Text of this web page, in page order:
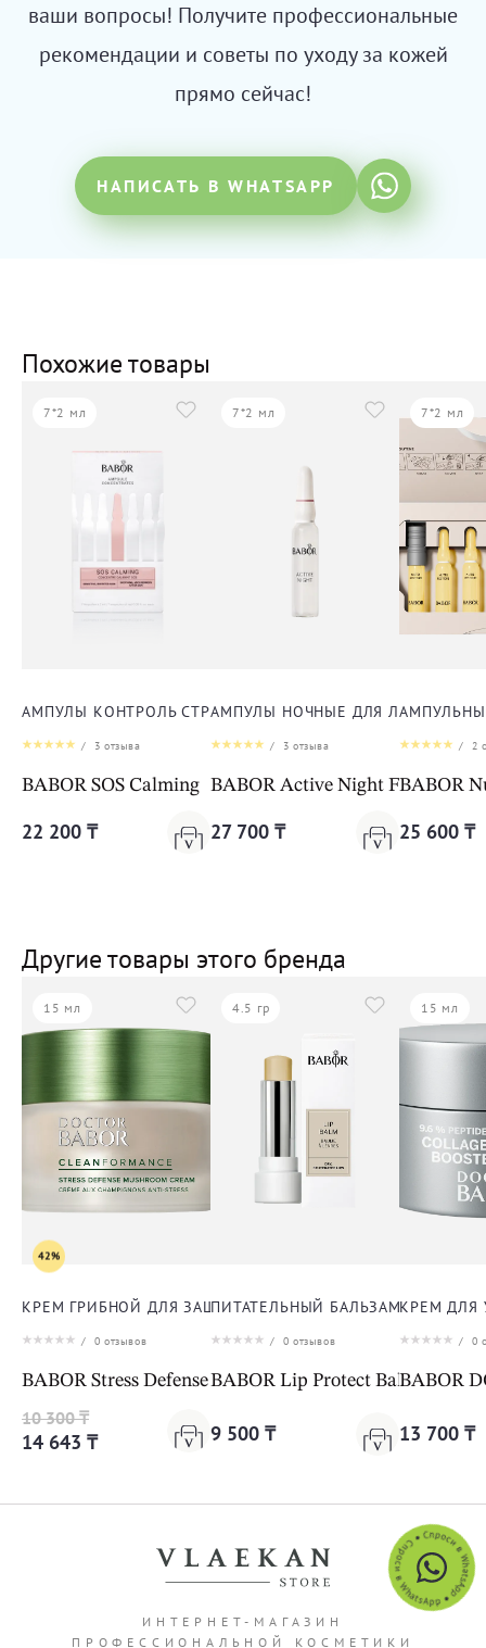
ваши вопросы! Получите профессиональные
рекомендации и советы по уходу за кожей
прямо сейчас!
НАПИСАТЬ В WHATSAPP
Похожие товары
7*2 мл
АМПУЛЫ КОНТРОЛЬ СТРЕССА ДЛЯ ЛИЦА, ШЕИ И ДЕКОЛЬТЕ
/ 3 отзыва
BABOR SOS Calming
22 200 ₸
7*2 мл
АМПУЛЫ НОЧНЫЕ ДЛЯ ЛИЦА, ШЕИ
/ 3 отзыва
BABOR Active Night Fluid
27 700 ₸
7*2 мл
/ 2
BABOR
25 600 ₸
Другие товары этого бренда
15 мл
42%
КРЕМ ГРИБНОЙ ДЛЯ ЗАЩИТЫ ОТ СТРЕССА ДЛЯ ЛИЦА
/ 0 отзывов
BABOR Stress Defense Mushroom Cream
10 300 ₸
14 643 ₸
4.5 гр
ПИТАТЕЛЬНЫЙ БАЛЬЗАМ ДЛЯ ГУБ
/ 0 отзывов
BABOR Lip Protect Balm
9 500 ₸
15 мл
КРЕМ ДЛЯ
/ 0
BABOR
13 700 ₸
ИНТЕРНЕТ-МАГАЗИН
ПРОФЕССИОНАЛЬНОЙ КОСМЕТИКИ